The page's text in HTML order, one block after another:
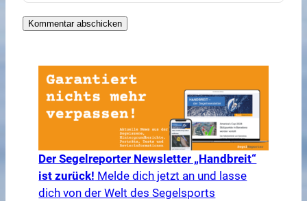
Der Segelreporter Newsletter „Handbreit“
ist zurück! Melde dich jetzt an und lasse
dich von der Welt des Segelsports